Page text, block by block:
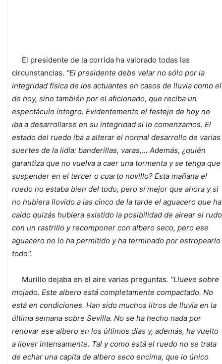
El presidente de la corrida ha valorado todas las
circunstancias. "El presidente debe velar no sólo por la
integridad física de los actuantes en casos de lluvia como el
de hoy, sino también por el aficionado, que reciba un
espectáculo íntegro. Evidentemente el festejo de hoy no
iba a desarrollarse en su integridad si lo comenzamos. El
estado del ruedo iba a alterar el normal desarrollo de varias
suertes de la lidia: banderillas, varas,… Además, ¿quién
garantiza que no vuelva a caer una tormenta y se tenga que
suspender en el tercer o cuarto novillo? Esta mañana el
ruedo no estaba bien del todo, pero sí mejor que ahora y si
no hubiera llovido a las cinco de la tarde el aguacero que ha
caído quizás hubiera existido la posibilidad de airear el rudo
con un rastrillo y recomponer con albero seco, pero ese
aguacero no lo ha permitido y ha terminado por estropearlo
todo".
Murillo dejaba en el aire varias preguntas. "Llueve sobre
mojado. Este albero está completamente compactado. No
está en condiciones. Han sido muchos litros de lluvia en la
última semana sobre Sevilla. No se ha hecho nada por
renovar ese albero en los últimos días y, además, ha vuelto
a llover intensamente. Tal y como está el ruedo no se trata
de echar una capita de albero seco encima, que lo único